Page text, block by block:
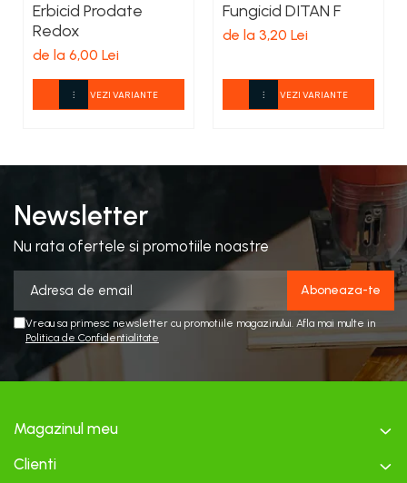
Erbicid Prodate
Redox
de la 6,00 Lei
VEZI VARIANTE
Fungicid DITAN F
de la 3,20 Lei
VEZI VARIANTE
Newsletter
Nu rata ofertele si promotiile noastre
Vreau sa primesc newsletter cu promotiile magazinului. Afla mai multe in
Politica de Confidentialitate
Magazinul meu
Clienti